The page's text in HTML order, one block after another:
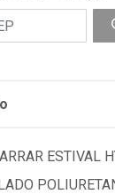
ESTIVAL